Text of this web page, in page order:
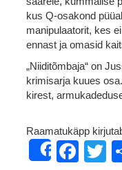
kus Q-osakond
manipulaatorit, kes
ennast ja omasid
„Niiditõmbaja“ on
krimisarja kuues
kirest,
Raamatukäpp
Share